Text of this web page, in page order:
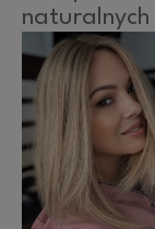
naturalnych